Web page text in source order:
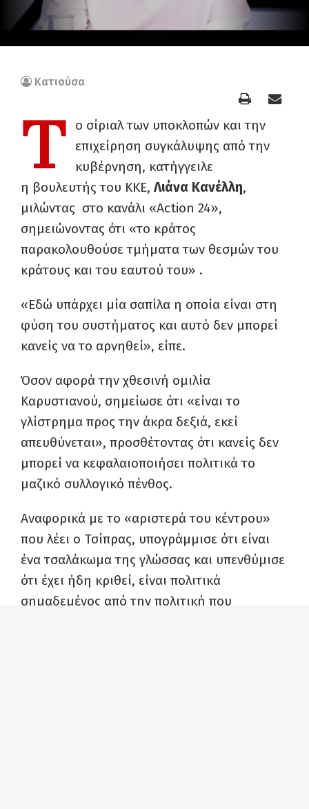
Κατιούσα
Τ
ο σίριαλ των υποκλοπών και την
επιχείρηση συγκάλυψης από την
κυβέρνηση, κατήγγειλε
η βουλευτής του ΚΚΕ, Λιάνα Κανέλλη,
μιλώντας στο κανάλι «Action 24»,
σημειώνοντας ότι «το κράτος
παρακολουθούσε τμήματα των θεσμών του
κράτους και του εαυτού του» .
«Εδώ υπάρχει μία σαπίλα η οποία είναι στη
φύση του συστήματος και αυτό δεν μπορεί
κανείς να το αρνηθεί», είπε.
Όσον αφορά την χθεσινή ομιλία
Καρυστιανού, σημείωσε ότι «είναι το
γλίστρημα προς την άκρα δεξιά, εκεί
απευθύνεται», προσθέτοντας ότι κανείς δεν
μπορεί να κεφαλαιοποιήσει πολιτικά το
μαζικό συλλογικό πένθος.
Αναφορικά με το «αριστερά του κέντρου»
που λέει ο Τσίπρας, υπογράμμισε ότι είναι
ένα τσαλάκωμα της γλώσσας και υπενθύμισε
ότι έχει ήδη κριθεί, είναι πολιτικά
σημαδεμένος από την πολιτική που